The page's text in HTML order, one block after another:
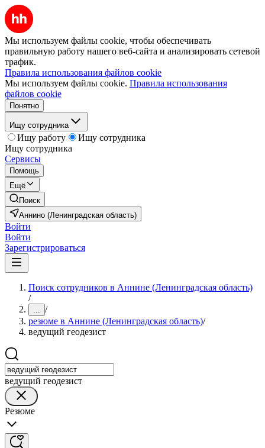
Мы используем файлы cookie, чтобы обеспечивать
правильную работу нашего веб-сайта и анализировать сетевой
трафик.
Правила использования файлов cookie
Мы используем файлы cookie. Правила использования
файлов cookie
Понятно
Ищу сотрудника
Ищу работу
Ищу сотрудника
Ищу сотрудника
Сервисы
Помощь
Ещё
Поиск
Аннино (Ленинградская область)
Войти
Войти
Зарегистрироваться
Поиск сотрудников в Аннине (Ленинградская область)
/
... /
резюме в Аннине (Ленинградская область)/
ведущий геодезист
ведущий геодезист
Резюме